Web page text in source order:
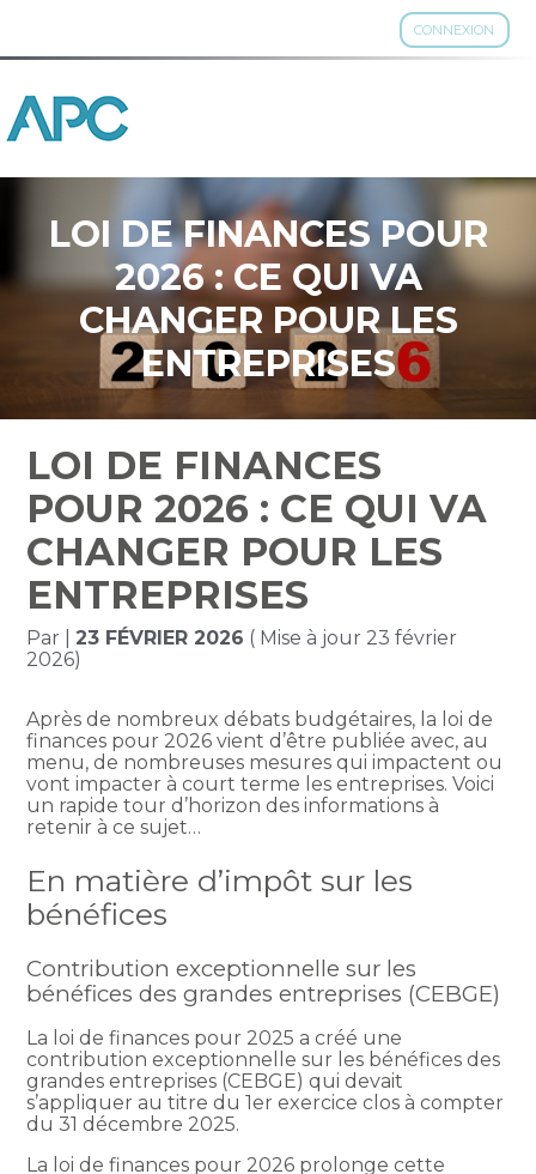
CONNEXION
Aller
au
LOI DE FINANCES POUR
2026 : CE QUI VA
CHANGER POUR LES
ENTREPRISES
LOI DE FINANCES
POUR 2026 : CE QUI VA
CHANGER POUR LES
ENTREPRISES
Par |23 FÉVRIER 2026 ( Mise à jour 23 février
2026)
Après de nombreux débats budgétaires, la loi de
finances pour 2026 vient d’être publiée avec, au
menu, de nombreuses mesures qui impactent ou
vont impacter à court terme les entreprises. Voici
un rapide tour d’horizon des informations à
retenir à ce sujet…
En matière d’impôt sur les
bénéfices
Contribution exceptionnelle sur les
bénéfices des grandes entreprises (CEBGE)
La loi de finances pour 2025 a créé une
contribution exceptionnelle sur les bénéfices des
grandes entreprises (CEBGE) qui devait
s’appliquer au titre du 1er exercice clos à compter
du 31 décembre 2025.
La loi de finances pour 2026 prolonge cette